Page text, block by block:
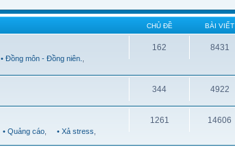
CHỦ ĐỀ BÀI VIẾT
• Đồng môn - Đồng niên.
162 8431
344 4922
• Quảng cáo • Xả stress
1261 14606